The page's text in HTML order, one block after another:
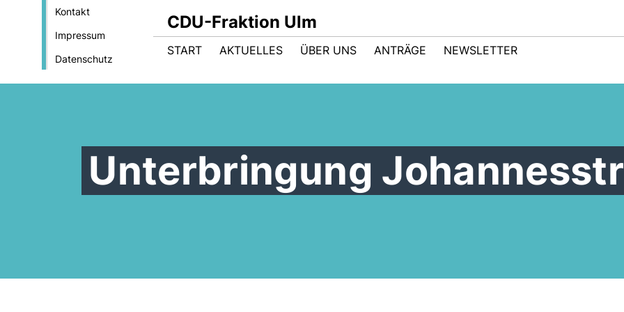
Kontakt
Impressum
Datenschutz
CDU-Fraktion Ulm
START AKTUELLES ÜBER UNS ANTRÄGE NEWSLETTER
Unterbringung